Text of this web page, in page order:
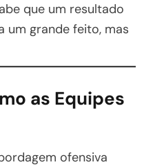
que um resultado
um grande feito, mas
as Equipes
ofensiva